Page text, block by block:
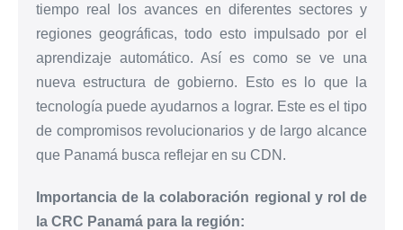
tiempo real los avances en diferentes sectores y
regiones geográficas, todo esto impulsado por el
aprendizaje automático. Así es como se ve una
nueva estructura de gobierno. Esto es lo que la
tecnología puede ayudarnos a lograr. Este es el tipo
de compromisos revolucionarios y de largo alcance
que Panamá busca reflejar en su CDN.
Importancia de la colaboración regional y rol de
la CRC Panamá para la región: